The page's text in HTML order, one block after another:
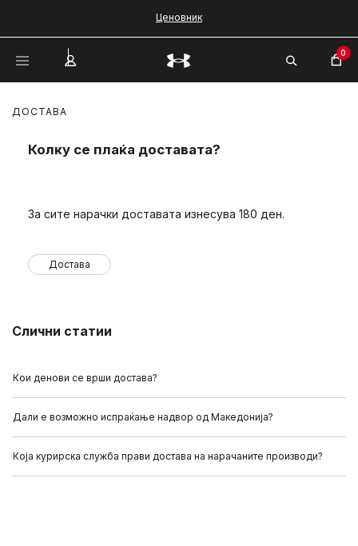
Ценовник
0
ДОСТАВА
Колку се плаќа доставата?
За сите нарачки доставата изнесува 180 ден.
Достава
Слични статии
Кои денови се врши достава?
Дали е возможно испраќање надвор од Македонија?
Која курирска служба прави достава на нарачаните производи?